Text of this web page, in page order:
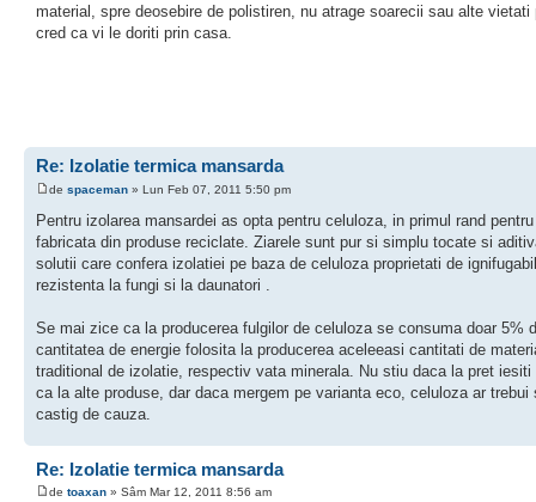
material, spre deosebire de polistiren, nu atrage soarecii sau alte vietati
cred ca vi le doriti prin casa.
Re: Izolatie termica mansarda
de spaceman » Lun Feb 07, 2011 5:50 pm
Pentru izolarea mansardei as opta pentru celuloza, in primul rand
fabricata din produse reciclate. Ziarele sunt pur si simplu tocate si
solutii care confera izolatiei pe baza de celuloza proprietati de
rezistenta la fungi si la daunatori .
Se mai zice ca la producerea fulgilor de celuloza se consuma doar 5%
cantitatea de energie folosita la producerea aceleeasi cantitati de
traditional de izolatie, respectiv vata minerala. Nu stiu daca la pret iesiti
ca la alte produse, dar daca mergem pe varianta eco, celuloza ar trebui
castig de cauza.
Re: Izolatie termica mansarda
de toaxan » Sâm Mar 12, 2011 8:56 am